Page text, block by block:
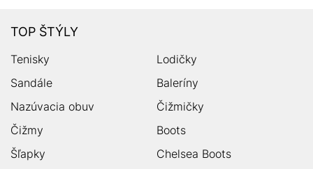
TOP ŠTÝLY
Tenisky
Lodičky
Sandále
Baleríny
Nazúvacia obuv
Čižmičky
Čižmy
Boots
Šľapky
Chelsea Boots